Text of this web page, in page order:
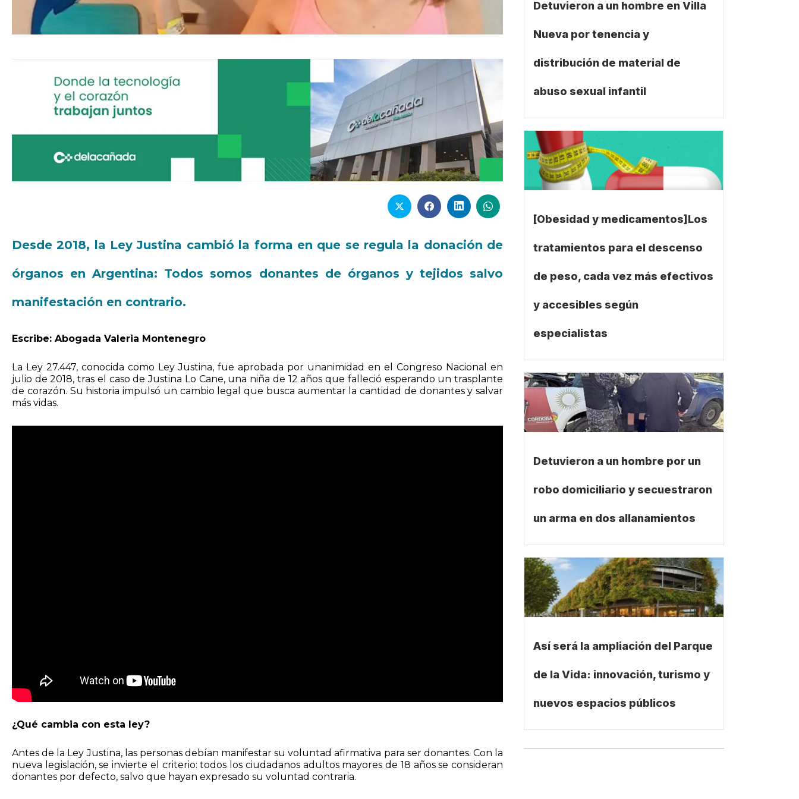
Desde 2018, la Ley Justina cambió la forma en que se regula la donación de
órganos en Argentina: Todos somos donantes de órganos y tejidos salvo
manifestación en contrario.
Escribe: Abogada Valeria Montenegro
La Ley 27.447, conocida como Ley Justina, fue aprobada por unanimidad en el Congreso Nacional en
julio de 2018, tras el caso de Justina Lo Cane, una niña de 12 años que falleció esperando un trasplante
de corazón. Su historia impulsó un cambio legal que busca aumentar la cantidad de donantes y salvar
más vidas.
¿Qué cambia con esta ley?
Antes de la Ley Justina, las personas debían manifestar su voluntad afirmativa para ser donantes. Con la
nueva legislación, se invierte el criterio: todos los ciudadanos adultos mayores de 18 años se consideran
donantes por defecto, salvo que hayan expresado su voluntad contraria.
Detuvieron a un hombre en Villa
Nueva por tenencia y
distribución de material de
abuso sexual infantil
[Obesidad y medicamentos]Los
tratamientos para el descenso
de peso, cada vez más efectivos
y accesibles según
especialistas
Detuvieron a un hombre por un
robo domiciliario y secuestraron
un arma en dos allanamientos
Así será la ampliación del Parque
de la Vida: innovación, turismo y
nuevos espacios públicos